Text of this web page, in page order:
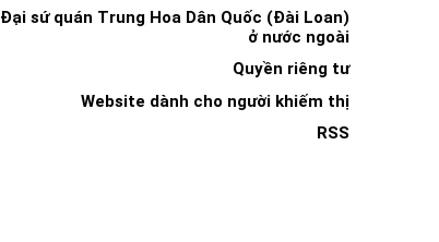
Đại sứ quán Trung Hoa Dân Quốc (Đài Loan)
ở nước ngoài
Quyền riêng tư
Website dành cho người khiếm thị
RSS